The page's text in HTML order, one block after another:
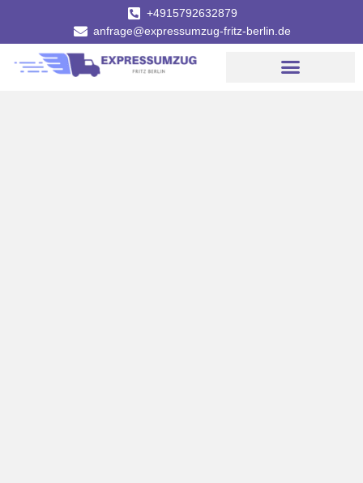
+4915792632879
anfrage@expressumzug-fritz-berlin.de